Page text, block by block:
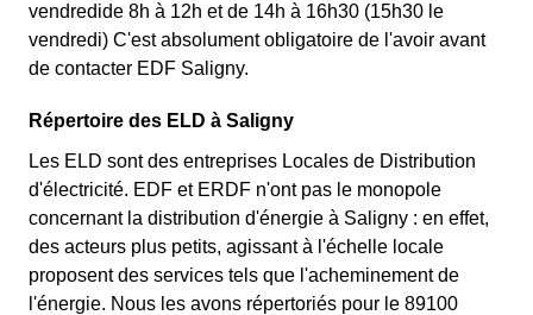
vendredide 8h à 12h et de 14h à 16h30 (15h30 le
vendredi) C'est absolument obligatoire de l'avoir avant
de contacter EDF Saligny.
Répertoire des ELD à Saligny
Les ELD sont des entreprises Locales de Distribution
d'électricité. EDF et ERDF n'ont pas le monopole
concernant la distribution d'énergie à Saligny : en effet,
des acteurs plus petits, agissant à l'échelle locale
proposent des services tels que l'acheminement de
l'énergie. Nous les avons répertoriés pour le 89100